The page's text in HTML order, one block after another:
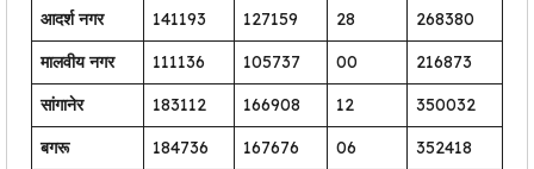
आदर्श नगर 141193 127159 28
268380
मालवीय नगर
111136 105737 00
216873
सांगानेर
183112 166908 12
350032
बगरू
184736 167676 06
352418